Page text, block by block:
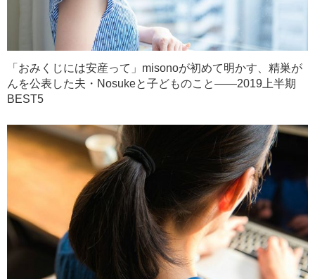
「おみくじには安産って」misonoが初めて明かす、精巣が
んを公表した夫・Nosukeと子どものこと――2019上半期
BEST5